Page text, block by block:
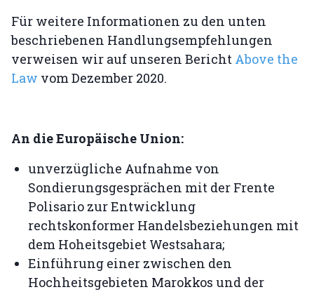
Für weitere Informationen zu den unten
beschriebenen Handlungsempfehlungen
verweisen wir auf unseren Bericht Above the
Law vom Dezember 2020.
An die Europäische Union:
unverzügliche Aufnahme von
Sondierungsgesprächen mit der Frente
Polisario zur Entwicklung
rechtskonformer Handelsbeziehungen mit
dem Hoheitsgebiet Westsahara;
Einführung einer zwischen den
Hochheitsgebieten Marokkos und der